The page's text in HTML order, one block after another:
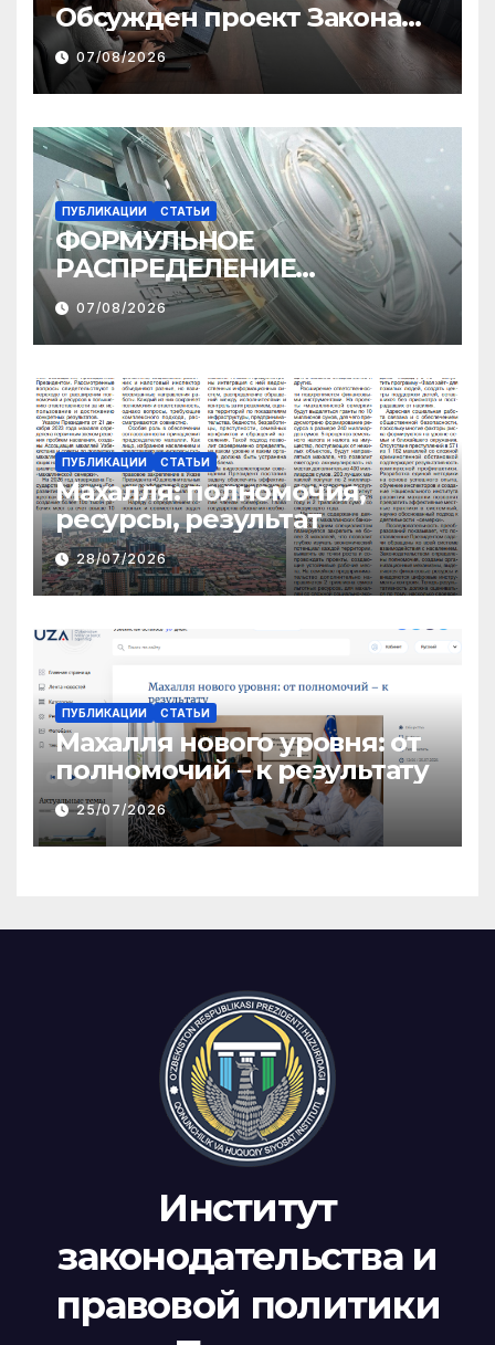
Обсужден проект Закона
«О финансовом штрафе»
07/08/2026
ПУБЛИКАЦИИ СТАТЬИ
ФОРМУЛЬНОЕ
РАСПРЕДЕЛЕНИЕ
МЕЖБЮДЖЕТНЫХ
ТРАНСФЕРТОВ
07/08/2026
ПУБЛИКАЦИИ СТАТЬИ
Махалля:полномочия,
ресурсы, результат
28/07/2026
ПУБЛИКАЦИИ СТАТЬИ
Махалля нового уровня: от
полномочий – к результату
25/07/2026
Институт
законодательства и
правовой политики